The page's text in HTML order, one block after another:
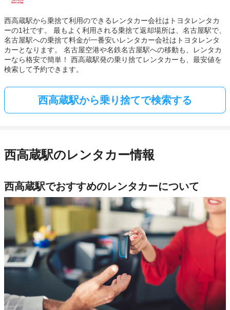
西高蔵駅から乗捨て利用のできるレンタカー会社はトヨタレンタカ
ーの1社です。 最もよく利用される乗捨て返却場所は、名古屋駅で、
名古屋駅への乗捨て料金が一番安いレンタカー会社はトヨタレンタ
カーとなります。 名古屋空港や名鉄名古屋駅への移動も、レンタカ
ーなら格安で簡単！ 西高蔵駅発の乗り捨てレンタカーも、最安値を
検索して予約できます。
西高蔵駅から乗り捨てで検索する
西高蔵駅のレンタカー情報
西高蔵駅でおすすめのレンタカーについて